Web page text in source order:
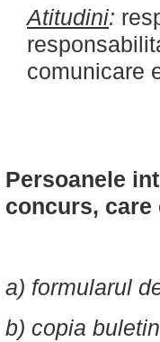
Atitudini:
Persoanele
concurs, care
a) formularul
b) copia